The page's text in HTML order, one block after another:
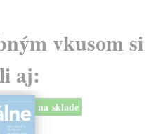
vkusom si
aj:
na sklade